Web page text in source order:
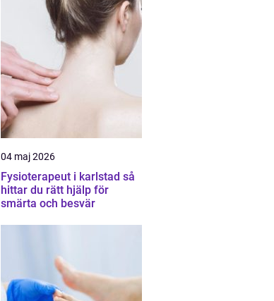
04 maj 2026
Fysioterapeut i karlstad så
hittar du rätt hjälp för
smärta och besvär